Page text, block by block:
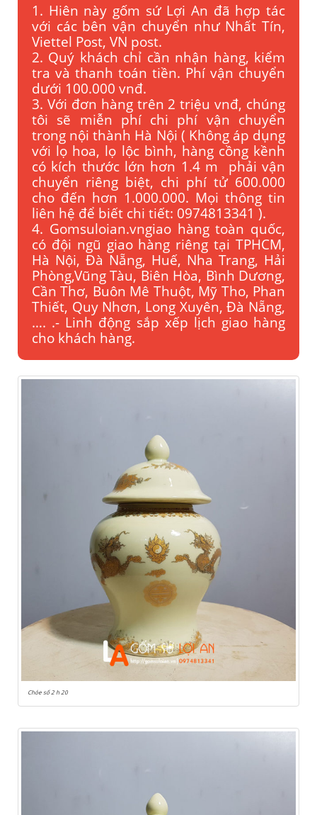
1. Hiên này gốm sứ Lợi An đã hợp tác
với các bên vận chuyển như Nhất Tín,
Viettel Post, VN post.
2. Quý khách chỉ cần nhận hàng, kiểm
tra và thanh toán tiền. Phí vận chuyển
dưới 100.000 vnđ.
3. Với đơn hàng trên 2 triệu vnđ, chúng
tôi sẽ miễn phí chi phí vận chuyển
trong nội thành Hà Nội ( Không áp dụng
với lọ hoa, lọ lộc bình, hàng cồng kềnh
có kích thước lớn hơn 1.4 m phải vận
chuyển riêng biệt, chi phí tử 600.000
cho đến hơn 1.000.000. Mọi thông tin
liên hệ để biết chi tiết: 0974813341 ).
4. Gomsuloian.vngiao hàng toàn quốc,
có đội ngũ giao hàng riêng tại TPHCM,
Hà Nội, Đà Nẵng, Huế, Nha Trang, Hải
Phòng,Vũng Tàu, Biên Hòa, Bình Dương,
Cần Thơ, Buôn Mê Thuột, Mỹ Tho, Phan
Thiết, Quy Nhơn, Long Xuyên, Đà Nẵng,
…. .- Linh động sắp xếp lịch giao hàng
cho khách hàng.
Chóe số 2 h 20